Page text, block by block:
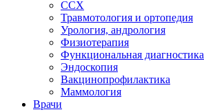
ССХ
Травмотология и ортопедия
Урология, андрология
Физиотерапия
Функциональная диагностика
Эндоскопия
Вакцинопрофилактика
Маммология
Врачи